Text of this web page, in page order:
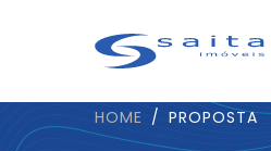
HOME PROPOSTA